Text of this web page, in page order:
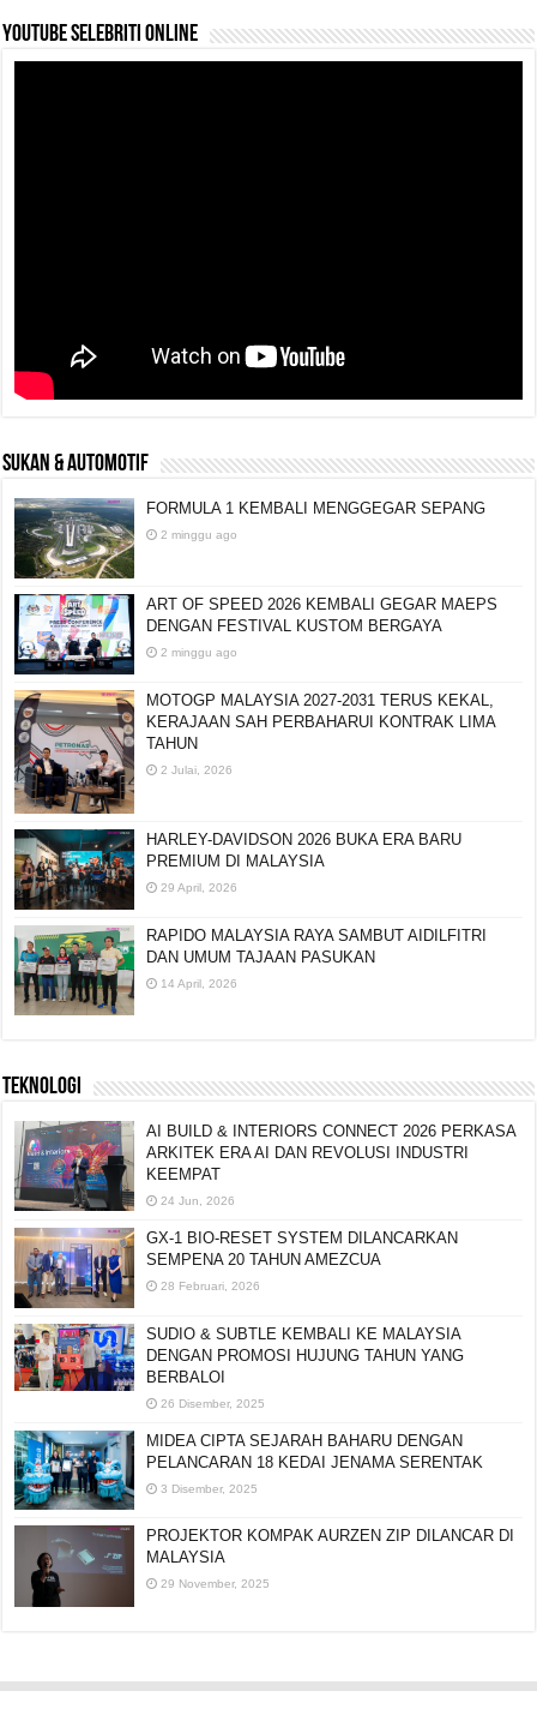
YouTube selebriti online
SUKAN & AUTOMOTIF
FORMULA 1 KEMBALI MENGGEGAR SEPANG
2 minggu ago
ART OF SPEED 2026 KEMBALI GEGAR MAEPS
DENGAN FESTIVAL KUSTOM BERGAYA
2 minggu ago
MOTOGP MALAYSIA 2027-2031 TERUS KEKAL,
KERAJAAN SAH PERBAHARUI KONTRAK LIMA
TAHUN
2 Julai, 2026
HARLEY-DAVIDSON 2026 BUKA ERA BARU
PREMIUM DI MALAYSIA
29 April, 2026
RAPIDO MALAYSIA RAYA SAMBUT AIDILFITRI
DAN UMUM TAJAAN PASUKAN
14 April, 2026
TEKNOLOGI
AI BUILD & INTERIORS CONNECT 2026 PERKASA
ARKITEK ERA AI DAN REVOLUSI INDUSTRI
KEEMPAT
24 Jun, 2026
GX-1 BIO-RESET SYSTEM DILANCARKAN
SEMPENA 20 TAHUN AMEZCUA
28 Februari, 2026
SUDIO & SUBTLE KEMBALI KE MALAYSIA
DENGAN PROMOSI HUJUNG TAHUN YANG
BERBALOI
26 Disember, 2025
MIDEA CIPTA SEJARAH BAHARU DENGAN
PELANCARAN 18 KEDAI JENAMA SERENTAK
3 Disember, 2025
PROJEKTOR KOMPAK AURZEN ZIP DILANCAR DI
MALAYSIA
29 November, 2025